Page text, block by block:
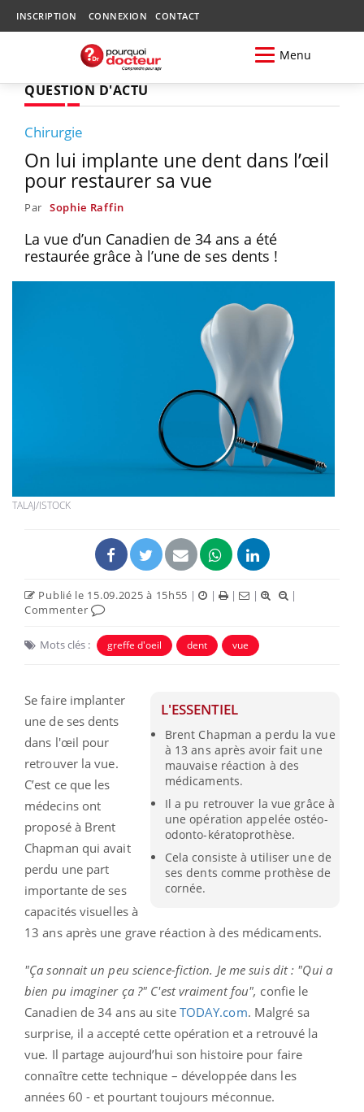
INSCRIPTION CONNEXION CONTACT
Menu
QUESTION D'ACTU
Chirurgie
On lui implante une dent dans l’œil
pour restaurer sa vue
Par Sophie Raffin
La vue d’un Canadien de 34 ans a été
restaurée grâce à l’une de ses dents !
TALAJ/ISTOCK
Publié le 15.09.2025 à 15h55 | | | |
|
Commenter
Mots clés : greffe d'oeil dent vue
L'ESSENTIEL
Brent Chapman a perdu la vue
à 13 ans après avoir fait une
mauvaise réaction à des
médicaments.
Il a pu retrouver la vue grâce à
une opération appelée ostéo-
odonto-kératoprothèse.
Cela consiste à utiliser une de
ses dents comme prothèse de
cornée.
Se faire implanter
une de ses dents
dans l'œil pour
retrouver la vue.
C’est ce que les
médecins ont
proposé à Brent
Chapman qui avait
perdu une part
importante de ses
capacités visuelles à
13 ans après une grave réaction à des médicaments.
"Ça sonnait un peu science-fiction. Je me suis dit : "Qui a
bien pu imaginer ça ?" C'est vraiment fou", confie le
Canadien de 34 ans au site TODAY.com. Malgré sa
surprise, il a accepté cette opération et a retrouvé la
vue. Il partage aujourd’hui son histoire pour faire
connaître cette technique – développée dans les
années 60 - et pourtant toujours méconnue.